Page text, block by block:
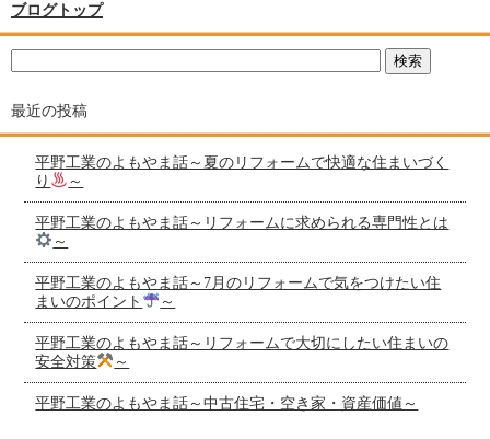
ブログトップ
最近の投稿
平野工業のよもやま話～夏のリフォームで快適な住まいづく
り
～
平野工業のよもやま話～リフォームに求められる専門性とは
～
平野工業のよもやま話～7月のリフォームで気をつけたい住
まいのポイント
～
平野工業のよもやま話～リフォームで大切にしたい住まいの
安全対策
～
平野工業のよもやま話～中古住宅・空き家・資産価値～